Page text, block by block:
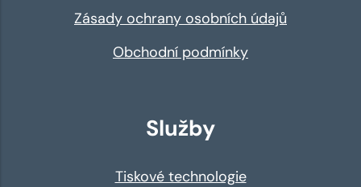
Zásady ochrany osobních údajů
Obchodní podmínky
Služby
Tiskové technologie